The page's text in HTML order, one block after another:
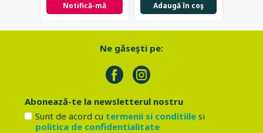
Notifică-mă Adaugă în coş
Ne găseşti pe:
Abonează-te la newsletterul nostru
Sunt de acord cu termenii si conditiilesi
politica de confidentialitate